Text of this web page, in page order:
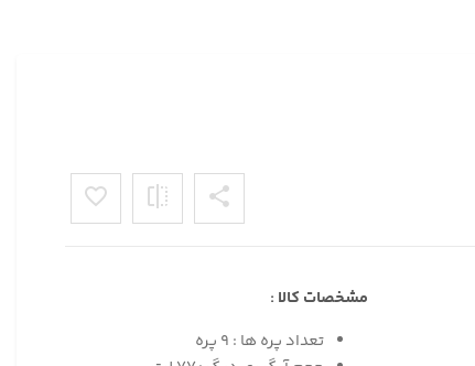
مشخصات کالا :
تعداد پره ها : ۹ پره